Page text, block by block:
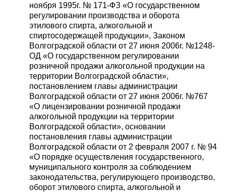
ноября 1995г. № 171-ФЗ «О государственном
регулировании производства и оборота
этилового спирта, алкогольной и
спиртосодержащей продукции», Законом
Волгоградской области от 27 июня 2006г. №1248-
ОД «О государственном регулировании
розничной продажи алкогольной продукции на
территории Волгоградской области»,
постановлением главы администрации
Волгоградской области от 27 июня 2006г. №767
«О лицензировании розничной продажи
алкогольной продукции на территории
Волгоградской области», основании
постановления главы администрации
Волгоградской области от 2 февраля 2007 г. № 94
«О порядке осуществления государственного,
муниципального контроля за соблюдением
законодательства, регулирующего производство,
оборот этилового спирта, алкогольной и